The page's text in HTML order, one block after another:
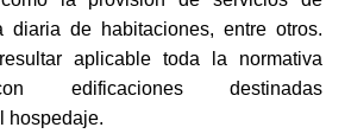
diaria de habitaciones, entre otros.
aplicable toda la normativa
edificaciones destinadas
hospedaje.